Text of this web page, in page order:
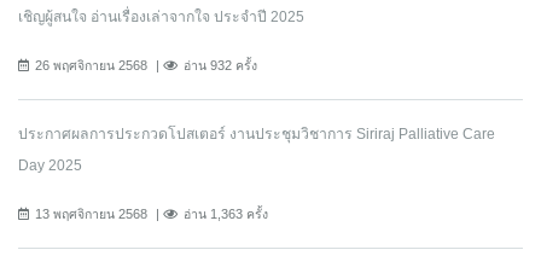
เชิญผู้สนใจ อ่านเรื่องเล่าจากใจ ประจำปี 2025
26 พฤศจิกายน 2568 อ่าน 932 ครั้ง
ประกาศผลการประกวดโปสเตอร์ งานประชุมวิชาการ Siriraj Palliative Care
Day 2025
13 พฤศจิกายน 2568 อ่าน 1,363 ครั้ง